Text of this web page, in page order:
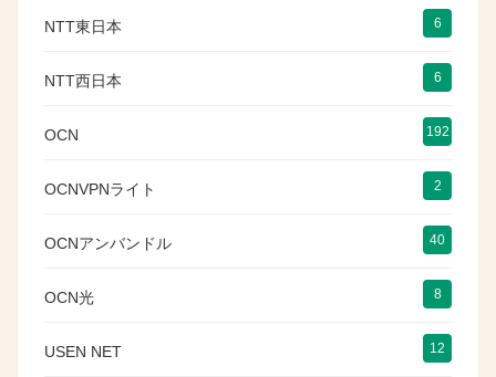
NTT東日本 6
NTT西日本 6
OCN 192
OCNVPNライト 2
OCNアンバンドル 40
OCN光 8
USEN NET 12